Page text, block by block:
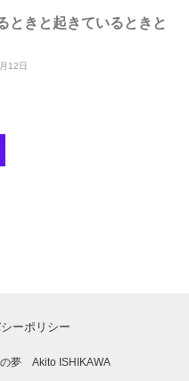
ときと起きているときと
12日
ーポリシー
夢 Akito ISHIKAWA